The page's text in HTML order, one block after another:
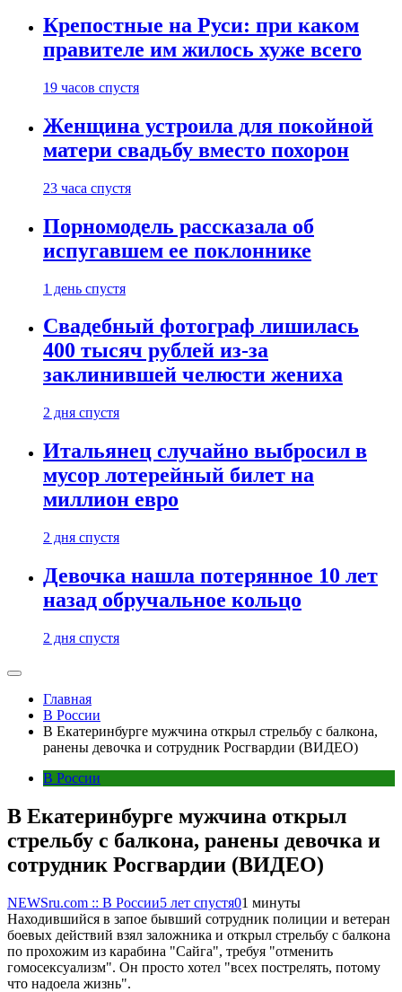
Крепостные на Руси: при каком
правителе им жилось хуже всего
19 часов спустя
Женщина устроила для покойной
матери свадьбу вместо похорон
23 часа спустя
Порномодель рассказала об
испугавшем ее поклоннике
1 день спустя
Свадебный фотограф лишилась
400 тысяч рублей из-за
заклинившей челюсти жениха
2 дня спустя
Итальянец случайно выбросил в
мусор лотерейный билет на
миллион евро
2 дня спустя
Девочка нашла потерянное 10 лет
назад обручальное кольцо
2 дня спустя
Главная
В России
В Екатеринбурге мужчина открыл стрельбу с балкона,
ранены девочка и сотрудник Росгвардии (ВИДЕО)
В России
В Екатеринбурге мужчина открыл
стрельбу с балкона, ранены девочка и
сотрудник Росгвардии (ВИДЕО)
NEWSru.com :: В России5 лет спустя01 минуты
Находившийся в запое бывший сотрудник полиции и ветеран
боевых действий взял заложника и открыл стрельбу с балкона
по прохожим из карабина "Сайга", требуя "отменить
гомосексуализм". Он просто хотел "всех пострелять, потому
что надоела жизнь".